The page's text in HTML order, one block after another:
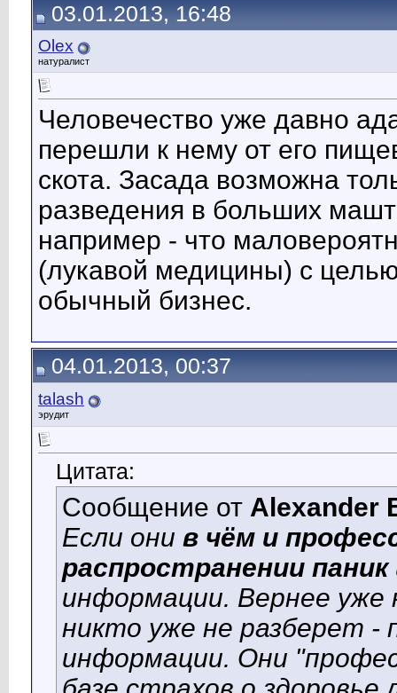
03.01.2013, 16:48
Olex
натуралист
Человечество уже давно
перешли к нему от его
скота. Засада возможна
разведения в больших
например - что
(лукавой медицины) с
обычный бизнес.
04.01.2013, 00:37
talash
эрудит
Цитата:
Сообщение от Alexander
Если они в чём и
распространении паник
информации. Вернее уже
никто уже не разберет -
информации. Они